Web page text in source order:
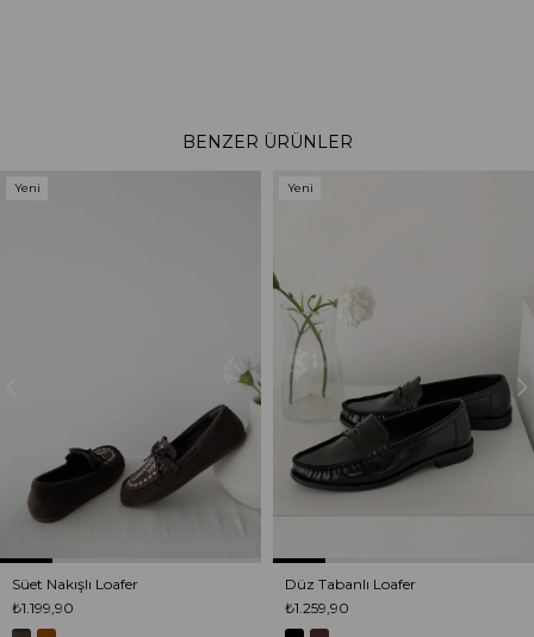
BENZER ÜRÜNLER
Süet Nakışlı Loafer
₺1.199,90
Yeni
Düz Tabanlı Loafer
₺1.259,90
Yeni